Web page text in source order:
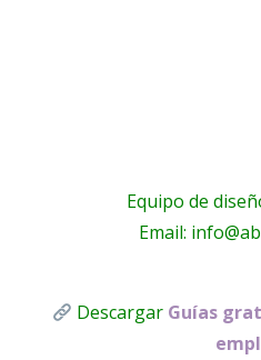
Equipo de
Email:
Descargar Guías